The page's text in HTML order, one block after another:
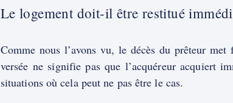
Le logement doit-il être restitué
Comme nous l’avons vu, le décès du prêteur
versée ne signifie pas que l’acquéreur acquiert
situations où cela peut ne pas être le cas.